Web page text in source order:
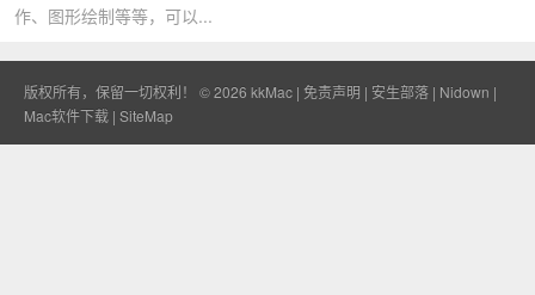
作、图形绘制等等，可以...
版权所有，保留一切权利！ © 2026 kkMac | 免责声明 | 安生部落 | Nidown |
Mac软件下载 | SiteMap